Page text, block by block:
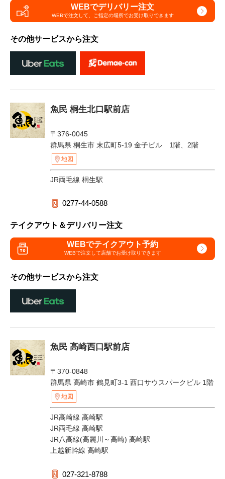
WEBでデリバリー注文
WEBで注文して、 ご指定の場所でお受け取りできます
その他サービスから注文
魚民 桐生北口駅前店
〒376-0045
群馬県 桐生市 末広町5-19 金子ビル 1階、2階
地図
JR両毛線 桐生駅
0277-44-0588
テイクアウト＆デリバリー注文
WEBでテイクアウト予約
WEBで注文して店舗でお受け取りできます
その他サービスから注文
魚民 高崎西口駅前店
〒370-0848
群馬県 高崎市 鶴見町3-1 西口サウスパークビル 1階
地図
JR高崎線 高崎駅
JR両毛線 高崎駅
JR八高線(高麗川～高崎) 高崎駅
上越新幹線 高崎駅
027-321-8788